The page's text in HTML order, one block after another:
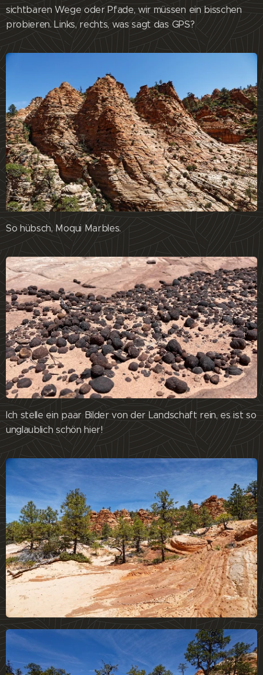
sichtbaren Wege oder Pfade, wir müssen ein bisschen
probieren. Links, rechts, was sagt das GPS?
So hübsch, Moqui Marbles.
Ich stelle ein paar Bilder von der Landschaft rein, es ist so
unglaublich schön hier!